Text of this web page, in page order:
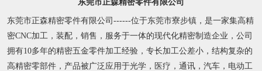
东莞市正森精密零件有限公司------位于东莞市寮步镇，是一家集高精
密CNC加工，装配，销售，服务于一体的现代化精密制造企业，公司
拥有10多年的精密五金零件加工经验，专长加工公差小，结构复杂的
高精密零部件，产品被广泛应用于光学，医疗，通讯，汽车，电动工